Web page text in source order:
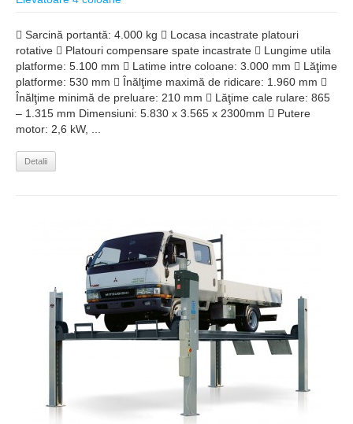
 Sarcină portantă: 4.000 kg  Locasa incastrate platouri
rotative  Platouri compensare spate incastrate  Lungime utila
platforme: 5.100 mm  Latime intre coloane: 3.000 mm  Lăţime
platforme: 530 mm  Înălţime maximă de ridicare: 1.960 mm 
Înălţime minimă de preluare: 210 mm  Lăţime cale rulare: 865
– 1.315 mm Dimensiuni: 5.830 x 3.565 x 2300mm  Putere
motor: 2,6 kW, ...
Detalii